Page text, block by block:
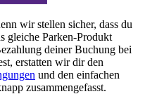
wir stellen sicher, dass du
gleiche Parken-Produkt
deiner Buchung bei
erstatten wir dir den
und den einfachen
zusammengefasst.